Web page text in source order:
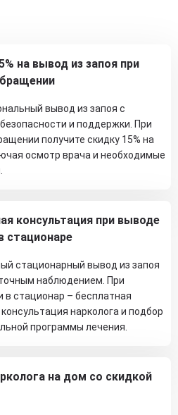
на вывод из запоя при
вывод из запоя с
и поддержки. При
получите скидку 15% на
осмотр врача и необходимые
консультация при выводе
стационаре
стационарный вывод из запоя
наблюдением. При
стационар – бесплатная
нарколога и подбор
программы лечения.
на дом со скидкой